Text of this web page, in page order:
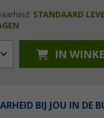
STANDAARD
IN
BIJ JOU IN DE